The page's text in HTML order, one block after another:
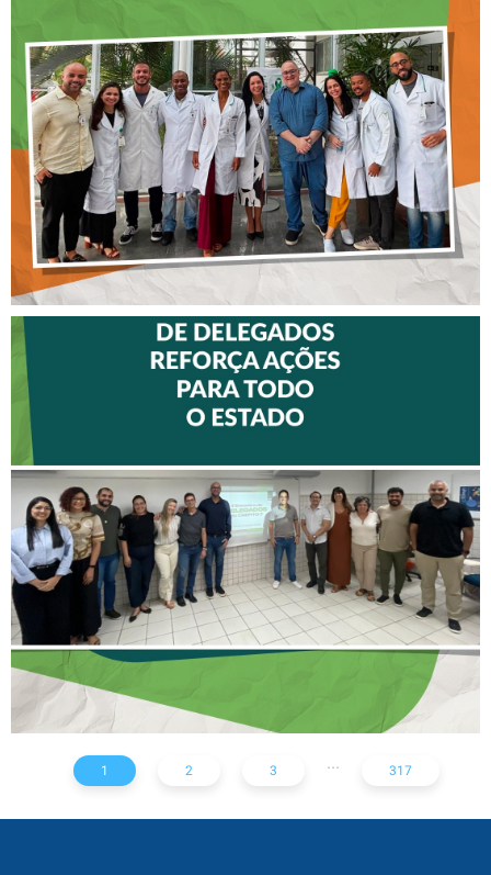
CREFITO-7 LEVA EDUCAÇÃO
CONTINUADA AOS
FISIOTERAPEUTAS DAS UTIs
DO HOSPITAL ARISTIDES
MALTEZ
DELEGADOS REFORÇA
AÇÕES PARA TODO O
ESTADO
1 2 3 ... 317